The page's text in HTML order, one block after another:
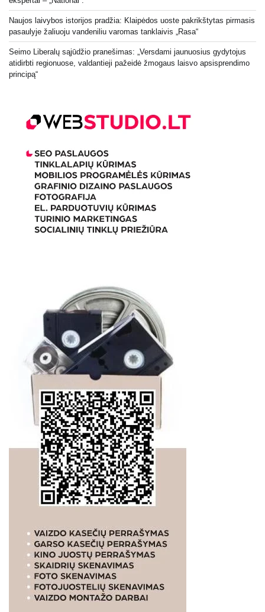
Naujos laivybos istorijos pradžia: Klaipėdos uoste pakrikštytas pirmasis
pasaulyje žaliuoju vandeniliu varomas tanklaivis „Rasa“
Seimo Liberalų sąjūdžio pranešimas: „Versdami jaunuosius gydytojus
atidirbti regionuose, valdantieji pažeidė žmogaus laisvo apsisprendimo
principą“